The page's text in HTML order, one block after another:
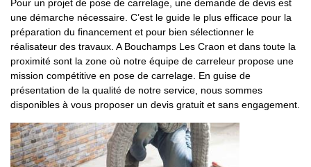
Pour un projet de pose de carrelage, une demande de devis est
une démarche nécessaire. C’est le guide le plus efficace pour la
préparation du financement et pour bien sélectionner le
réalisateur des travaux. A Bouchamps Les Craon et dans toute la
proximité sont la zone où notre équipe de carreleur propose une
mission compétitive en pose de carrelage. En guise de
présentation de la qualité de notre service, nous sommes
disponibles à vous proposer un devis gratuit et sans engagement.